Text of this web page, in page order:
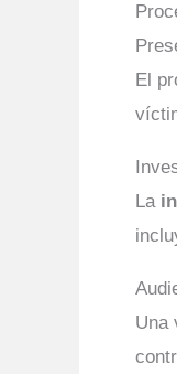
El
La
Una